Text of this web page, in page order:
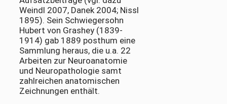
Weindl 2007, Danek 2004; Nissl
1895). Sein Schwiegersohn
Hubert von Grashey (1839-
1914) gab 1889 posthum eine
Sammlung heraus, die u.a. 22
Arbeiten zur Neuroanatomie
und Neuropathologie samt
zahlreichen anatomischen
Zeichnungen enthält.